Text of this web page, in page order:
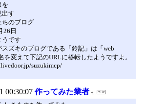
を
出す
ちのブログ
26日
うです
ズキのブログである「鈴記」は「web
を変えて下記のURLに移転したようですよ。
suzukimcp/
00:30:07 作ってみた業者